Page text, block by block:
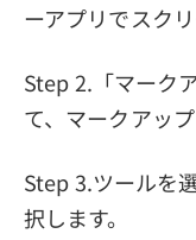
ーアプリでスク
Step 2.「マーク
て、マークアッ
Step 3.ツールを
択します。